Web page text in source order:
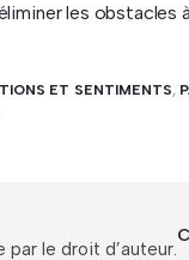
les
ET SENTIMENTS,
le droit d’auteur.